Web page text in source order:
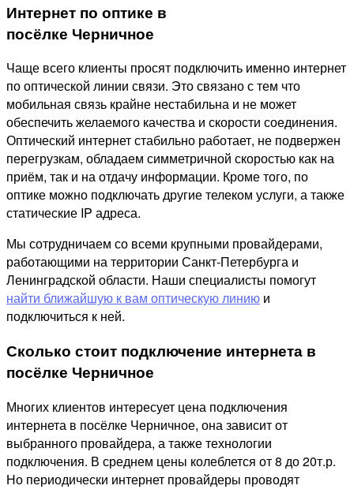
Интернет по оптике в
посёлке Черничное
Чаще всего клиенты просят подключить именно интернет
по оптической линии связи. Это связано с тем что
мобильная связь крайне нестабильна и не может
обеспечить желаемого качества и скорости соединения.
Оптический интернет стабильно работает, не подвержен
перегрузкам, обладаем симметричной скоростью как на
приём, так и на отдачу информации. Кроме того, по
оптике можно подключать другие телеком услуги, а также
статические IP адреса.
Мы сотрудничаем со всеми крупными провайдерами,
работающими на территории Санкт-Петербурга и
Ленинградской области. Наши специалисты помогут
найти ближайшую к вам оптическую линию и
подключиться к ней.
Сколько стоит подключение интернета в
посёлке Черничное
Многих клиентов интересует цена подключения
интернета в посёлке Черничное, она зависит от
выбранного провайдера, а также технологии
подключения. В среднем цены колеблется от 8 до 20т.р.
Но периодически интернет провайдеры проводят